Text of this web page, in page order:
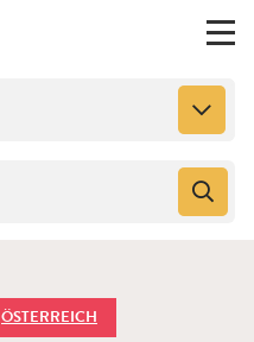
ÖSTERREICH